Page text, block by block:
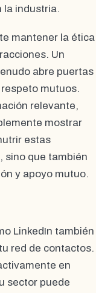
la industria.
mantener la ética
Un
abre puertas
mutuos.
relevante,
mostrar
estas
sino que también
y apoyo mutuo.
LinkedIn también
red de contactos.
en
sector puede